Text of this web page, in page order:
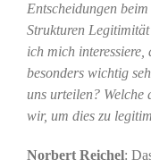
Entscheidungen
Strukturen
ich mich interessiere,
besonders wichtig
uns urteilen? Welche
wir, um dies zu
Norbert Reichel: